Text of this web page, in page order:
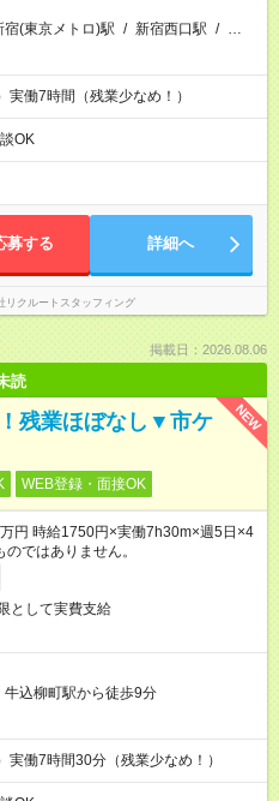
宿(東京メトロ)駅 / 新宿西口駅 / …
働7時間（残業少なめ！）
OK
募する 詳細へ
リクルートスタッフィング
掲載日：2026.08.06
読
NEW
残業ほぼなし▼市ケ
WEB登録・面接OK
円 時給1750円×実働7h30m×週5日×4
ではありません。
として実費支給
牛込柳町駅から徒歩9分
働7時間30分（残業少なめ！）